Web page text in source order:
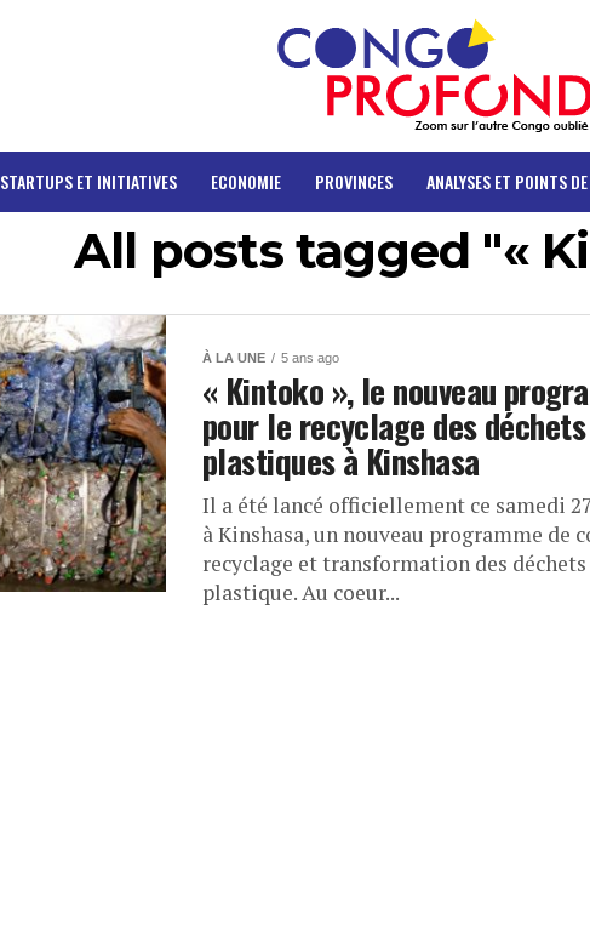
STARTUPS ET INITIATIVES ECONOMIE PROVINCES ANALYSES ET POINTS
All posts tagged "«
À LA UNE 5 ans ago
« Kintoko », le nouveau
pour le recyclage des déchets
plastiques à Kinshasa
Il a été lancé officiellement ce samedi
à Kinshasa, un nouveau programme de
recyclage et transformation des déchets
plastique. Au coeur...